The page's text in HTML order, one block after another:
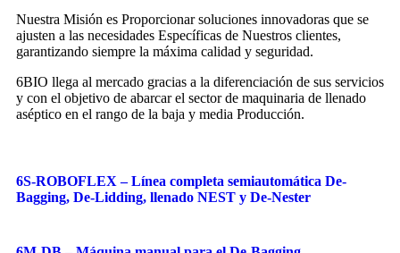
Nuestra Misión es Proporcionar soluciones innovadoras que se
ajusten a las necesidades Específicas de Nuestros clientes,
garantizando siempre la máxima calidad y seguridad.
6BIO llega al mercado gracias a la diferenciación de sus servicios
y con el objetivo de abarcar el sector de maquinaria de llenado
aséptico en el rango de la baja y media Producción.
6S-ROBOFLEX – Línea completa semiautomática De-
Bagging, De-Lidding, llenado NEST y De-Nester